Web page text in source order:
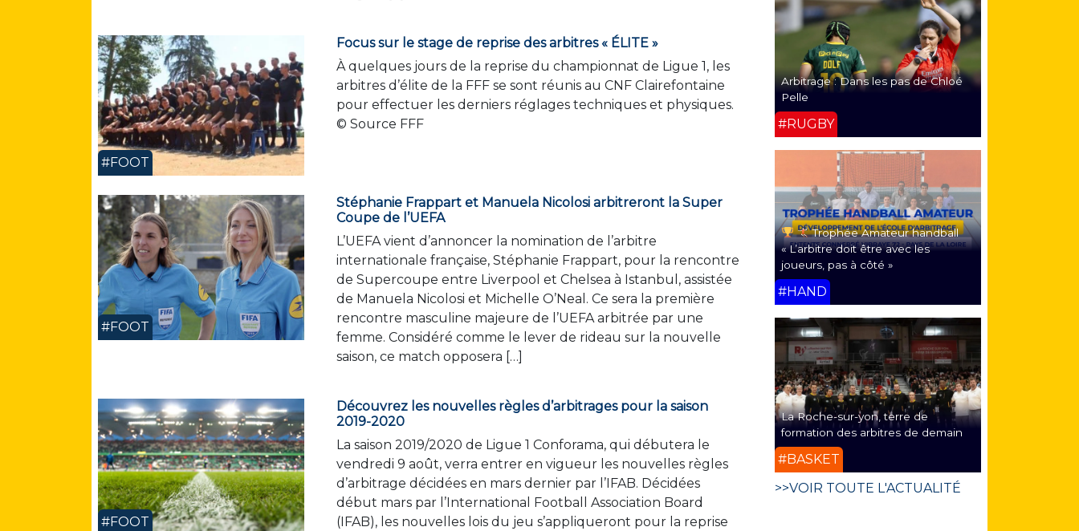
#FOOT
Focus sur le stage de reprise des arbitres « ÉLITE »
À quelques jours de la reprise du championnat de Ligue 1, les
arbitres d’élite de la FFF se sont réunis au CNF Clairefontaine
pour effectuer les derniers réglages techniques et physiques.
© Source FFF
#FOOT
Stéphanie Frappart et Manuela Nicolosi arbitreront la Super
Coupe de l’UEFA
L’UEFA vient d’annoncer la nomination de l’arbitre
internationale française, Stéphanie Frappart, pour la rencontre
de Supercoupe entre Liverpool et Chelsea à Istanbul, assistée
de Manuela Nicolosi et Michelle O’Neal. Ce sera la première
rencontre masculine majeure de l’UEFA arbitrée par une
femme. Considéré comme le lever de rideau sur la nouvelle
saison, ce match opposera […]
#FOOT
Découvrez les nouvelles règles d’arbitrages pour la saison
2019-2020
La saison 2019/2020 de Ligue 1 Conforama, qui débutera le
vendredi 9 août, verra entrer en vigueur les nouvelles règles
d’arbitrage décidées en mars dernier par l’IFAB. Décidées
début mars par l’International Football Association Board
(IFAB), les nouvelles lois du jeu s’appliqueront pour la reprise
Arbitrage : Dans les pas de Chloé
Pelle
#RUGBY
Trophée Amateur handball
« L’arbitre doit être avec les
joueurs, pas à côté »
#HAND
La Roche-sur-yon, terre de
formation des arbitres de demain
#BASKET
>>VOIR TOUTE L'ACTUALITÉ